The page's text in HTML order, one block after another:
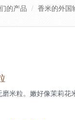
的产品 香米的外国
米粒。嫩好像茉莉花